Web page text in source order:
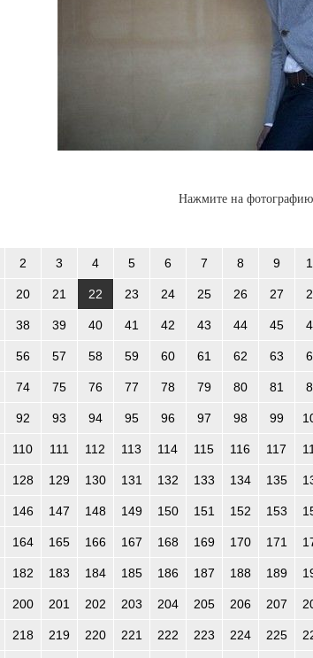
Нажмите на фотографию
2 3 4 5 6 7 8 9
20 21 22 23 24 25 26 27
38 39 40 41 42 43 44 45
56 57 58 59 60 61 62 63
74 75 76 77 78 79 80 81
92 93 94 95 96 97 98 99
110 111 112 113 114 115 116 117
128 129 130 131 132 133 134 135
146 147 148 149 150 151 152 153
164 165 166 167 168 169 170 171
182 183 184 185 186 187 188 189
200 201 202 203 204 205 206 207
218 219 220 221 222 223 224 225